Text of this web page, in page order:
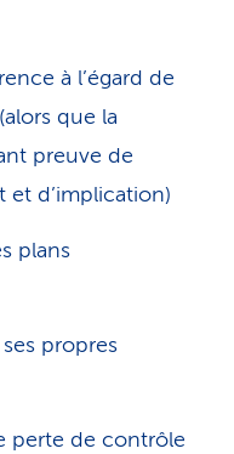
à l’égard de
que la
preuve de
et d’implication)
plans
propres
perte de contrôle